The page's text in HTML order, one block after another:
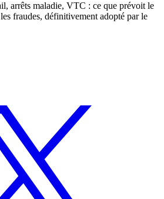
arrêts maladie, VTC : ce que prévoit le
fraudes, définitivement adopté par le